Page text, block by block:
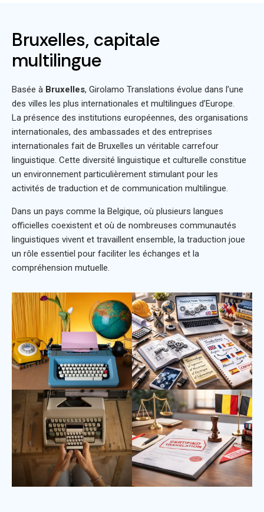
Bruxelles, capitale
multilingue
Basée à Bruxelles, Girolamo Translations évolue dans l’une
des villes les plus internationales et multilingues d’Europe.
La présence des institutions européennes, des organisations
internationales, des ambassades et des entreprises
internationales fait de Bruxelles un véritable carrefour
linguistique. Cette diversité linguistique et culturelle constitue
un environnement particulièrement stimulant pour les
activités de traduction et de communication multilingue.
Dans un pays comme la Belgique, où plusieurs langues
officielles coexistent et où de nombreuses communautés
linguistiques vivent et travaillent ensemble, la traduction joue
un rôle essentiel pour faciliter les échanges et la
compréhension mutuelle.